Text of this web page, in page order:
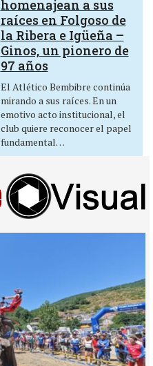
homenajean a sus
raíces en Folgoso de
la Ribera e Igüeña –
Ginos, un pionero de
97 años
El Atlético Bembibre continúa
mirando a sus raíces. En un
emotivo acto institucional, el
club quiere reconocer el papel
fundamental…